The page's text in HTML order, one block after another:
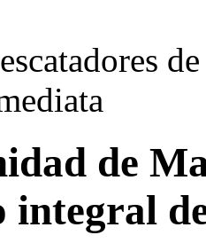
de
integral